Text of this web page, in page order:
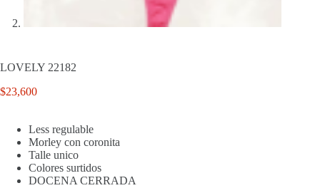
LOVELY 22182
$23,600
Less regulable
Morley con coronita
Talle unico
Colores surtidos
DOCENA CERRADA